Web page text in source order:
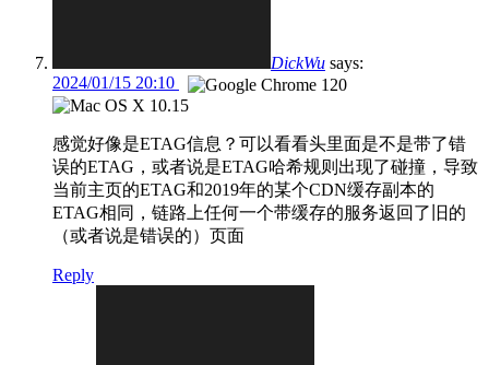
DickWu says:
2024/01/15 20:10
感觉好像是ETAG信息？可以看看头里面是不是带了错
误的ETAG，或者说是ETAG哈希规则出现了碰撞，导致
当前主页的ETAG和2019年的某个CDN缓存副本的
ETAG相同，链路上任何一个带缓存的服务返回了旧的
（或者说是错误的）页面
Reply